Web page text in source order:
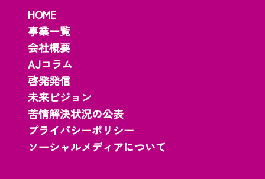
HOME
事業一覧
会社概要
AJコラム
啓発発信
未来ビジョン
苦情解決状況の公表
プライバシーポリシー
ソーシャルメディアについて